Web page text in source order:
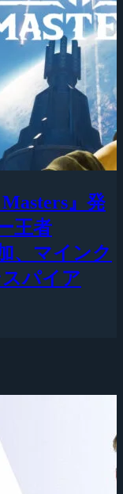
』発
王者
、マインク
パイア